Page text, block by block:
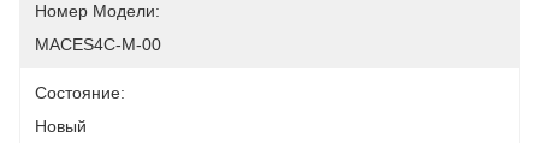
Номер Модели:
MACES4C-M-00
Состояние:
Новый